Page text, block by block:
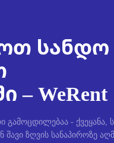
სანდო
WeRent
- ქვეყანა,
შავი ზღვის სანაპიროზე